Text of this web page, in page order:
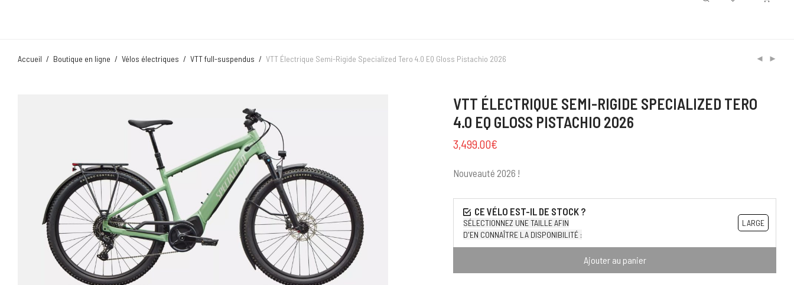
Accueil / Boutique en ligne / Vélos électriques / VTT full-suspendus / VTT Électrique Semi-Rigide Specialized Tero 4.0 EQ Gloss Pistachio 2026
VTT ÉLECTRIQUE SEMI-RIGIDE SPECIALIZED TERO
4.0 EQ GLOSS PISTACHIO 2026
3,499.00€
Nouveauté 2026 !
SÉLECTIONNEZ UNE TAILLE AFIN
D'EN CONNAÎTRE LA DISPONIBILITÉ :
LARGE
Ajouter au panier